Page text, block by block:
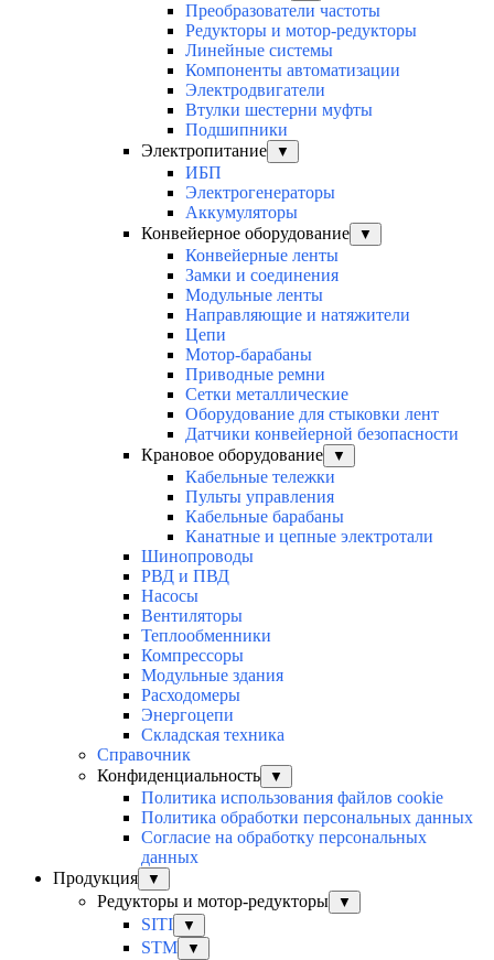
Преобразователи частоты
Редукторы и мотор-редукторы
Линейные системы
Компоненты автоматизации
Электродвигатели
Втулки шестерни муфты
Подшипники
Электропитание
▼
ИБП
Электрогенераторы
Аккумуляторы
Конвейерное оборудование
▼
Конвейерные ленты
Замки и соединения
Модульные ленты
Направляющие и натяжители
Цепи
Мотор-барабаны
Приводные ремни
Сетки металлические
Оборудование для стыковки лент
Датчики конвейерной безопасности
Крановое оборудование
▼
Кабельные тележки
Пульты управления
Кабельные барабаны
Канатные и цепные электротали
Шинопроводы
РВД и ПВД
Насосы
Вентиляторы
Теплообменники
Компрессоры
Модульные здания
Расходомеры
Энергоцепи
Складская техника
Справочник
Конфиденциальность
▼
Политика использования файлов cookie
Политика обработки персональных данных
Согласие на обработку персональных
данных
Продукция
▼
Редукторы и мотор-редукторы ▼
SITI ▼
STM ▼